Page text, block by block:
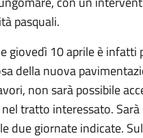
pasquali.
giovedì 10 aprile è
della nuova
non sarà possibile
tratto interessato.
due giornate indicate.